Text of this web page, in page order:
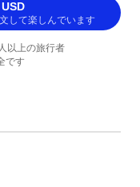
して楽しんでいます
以上の旅行者
です